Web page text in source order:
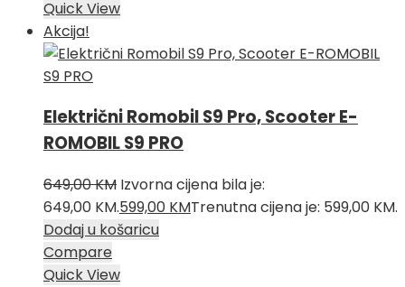
Quick View
Akcija!
Električni Romobil S9 Pro, Scooter E-
ROMOBIL S9 PRO
649,00KM Izvorna cijena bila je:
649,00 KM.599,00 KMTrenutna cijena je: 599,00 KM.
Dodaj u košaricu
Compare
Quick View